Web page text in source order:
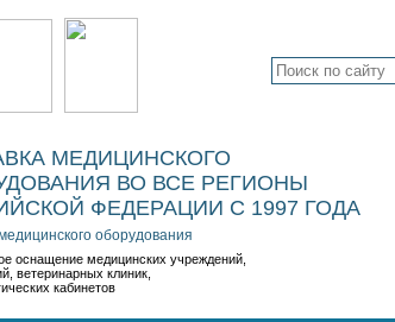
МЕДИЦИНСКОГО
ВО ВСЕ РЕГИОНЫ
ФЕДЕРАЦИИ С 1997 ГОДА
оборудования
оснащение медицинских учреждений,
ветеринарных клиник,
кабинетов